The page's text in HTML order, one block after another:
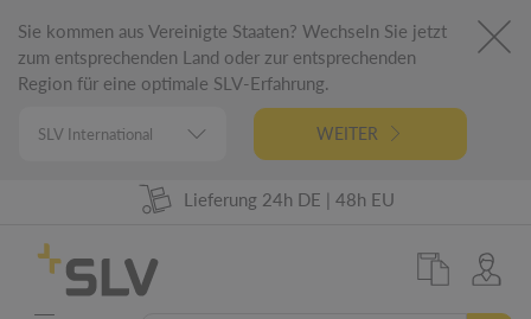
Sie kommen aus Vereinigte Staaten? Wechseln Sie jetzt
zum entsprechenden Land oder zur entsprechenden
Region für eine optimale SLV-Erfahrung.
WEITER
98% Warenverfügbarkeit
Lieferung 24h DE | 48h EU
5 Jahre Garantie
German Engineering